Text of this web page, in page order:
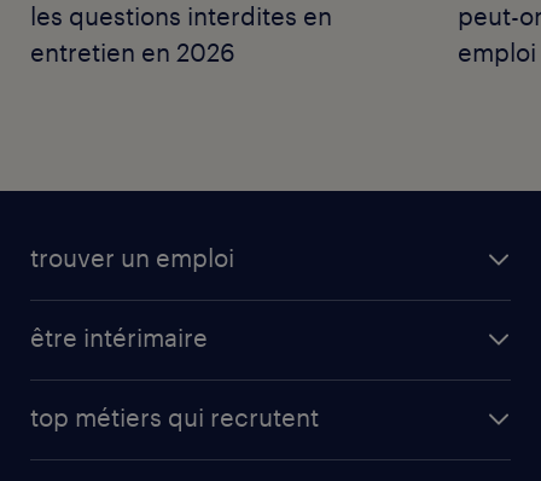
les questions interdites en
entretien en 2026
peut-
trouver un emploi
être intérimaire
top métiers qui recrutent